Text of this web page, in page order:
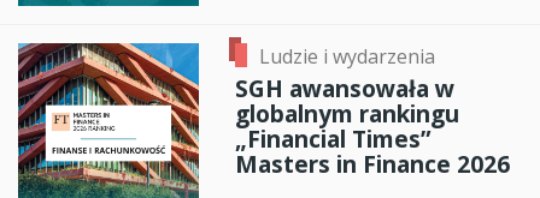
Ludzie i wydarzenia
SGH awansowała w
globalnym rankingu
„Financial Times”
Masters in Finance 2026